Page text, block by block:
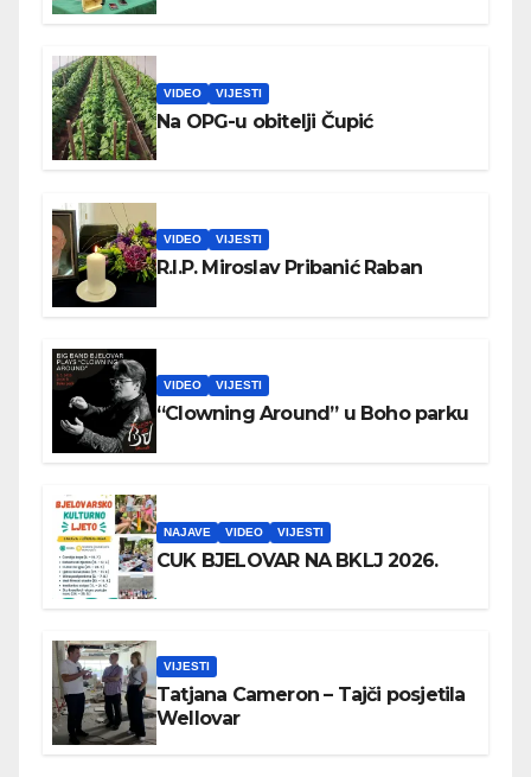
VIDEO VIJESTI
Na OPG-u obitelji Čupić
VIDEO VIJESTI
R.I.P. Miroslav Pribanić Raban
VIDEO VIJESTI
“Clowning Around” u Boho parku
NAJAVE VIDEO VIJESTI
CUK BJELOVAR NA BKLJ 2026.
VIJESTI
Tatjana Cameron – Tajči posjetila
Wellovar